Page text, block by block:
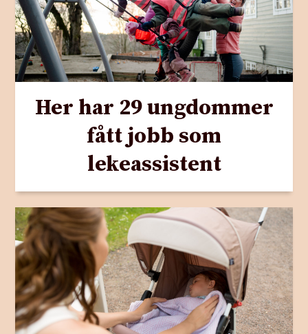
Her har 29 ungdommer
fått jobb som
lekeassistent